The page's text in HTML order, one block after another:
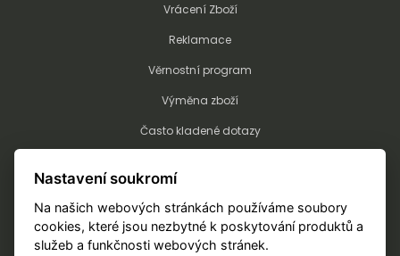
Vrácení Zboží
Reklamace
Věrnostní program
Výměna zboží
Často kladené dotazy
Objednání potisku/výšivky
Nastavení soukromí
Na našich webových stránkách používáme soubory
cookies, které jsou nezbytné k poskytování produktů a
služeb a funkčnosti webových stránek.